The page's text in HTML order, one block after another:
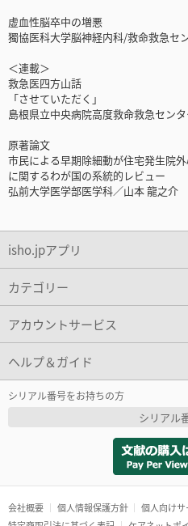
虚血性脳卒中の増悪
獨協医科大学脳神経内科/救命救急セ
＜連載＞
救急医四方山話
「させていただく」
島根県立中央病院高度救命救急セン
原著論文
市民による早期除細動が住宅発生院
に関するわが国の系統的レビュー
弘前大学医学部医学科／山本 龍之介
isho.jpアプリ
カテゴリー
アカウントサービス
ヘルプ＆ガイド
シリアル番号をお持ちの方
シリアル
会社概要 個人情報保護方針
個人向け